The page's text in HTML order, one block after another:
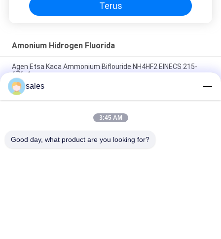
Terus
Amonium Hidrogen Fluorida
Agen Etsa Kaca Ammonium Biflouride NH4HF2 EINECS 215-
676-4
98% Min Purity Ammonium Hydrogen Fluoride NH4HF2 CAS
1341-49-7
Analytical Reagent Ammonium Bifluoride Etch Larutan Berair
sales
3:45 AM
Good day, what product are you looking for?